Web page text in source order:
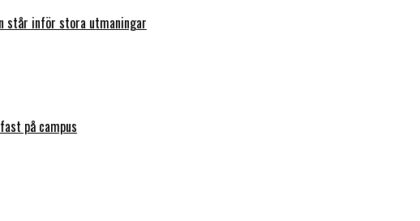
står inför stora utmaningar
på campus